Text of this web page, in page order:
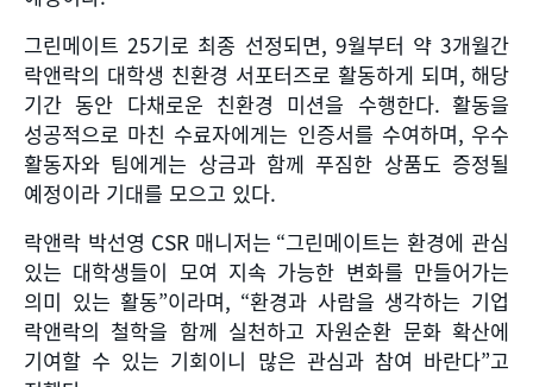
그린메이트 25기로 최종 선정되면, 9월부터 약 3개월간
락앤락의 대학생 친환경 서포터즈로 활동하게 되며, 해당
기간 동안 다채로운 친환경 미션을 수행한다. 활동을
성공적으로 마친 수료자에게는 인증서를 수여하며, 우수
활동자와 팀에게는 상금과 함께 푸짐한 상품도 증정될
예정이라 기대를 모으고 있다.
락앤락 박선영 CSR 매니저는 “그린메이트는 환경에 관심
있는 대학생들이 모여 지속 가능한 변화를 만들어가는
의미 있는 활동”이라며, “환경과 사람을 생각하는 기업
락앤락의 철학을 함께 실천하고 자원순환 문화 확산에
기여할 수 있는 기회이니 많은 관심과 참여 바란다”고